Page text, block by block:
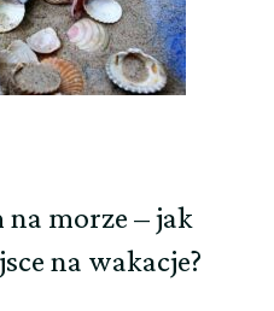
morze – jak
na wakacje?